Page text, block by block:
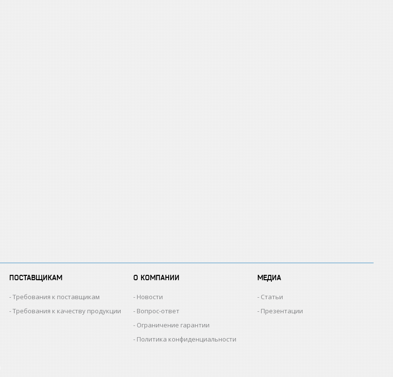
ПОСТАВЩИКАМ
Требования к поставщикам
Требования к качеству продукции
О КОМПАНИИ
Новости
Вопрос-ответ
Ограничение гарантии
Политика конфиденциальности
МЕДИА
Статьи
Презентации